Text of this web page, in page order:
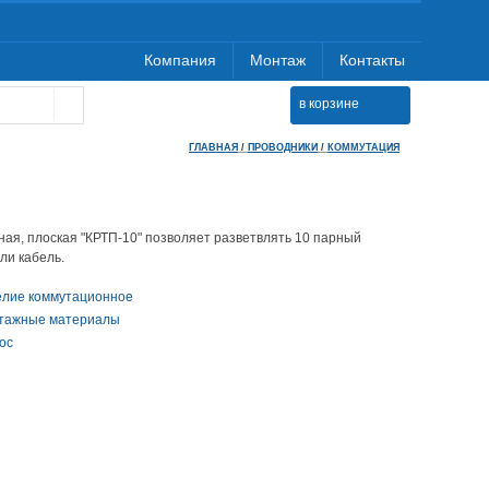
Контакты
Монтаж
Компания
в корзине
ГЛАВНАЯ / ПРОВОДНИКИ / КОММУТАЦИЯ
плоская "КРТП-10" позволяет разветвлять 10 парный
кабель.
коммутационное
материалы